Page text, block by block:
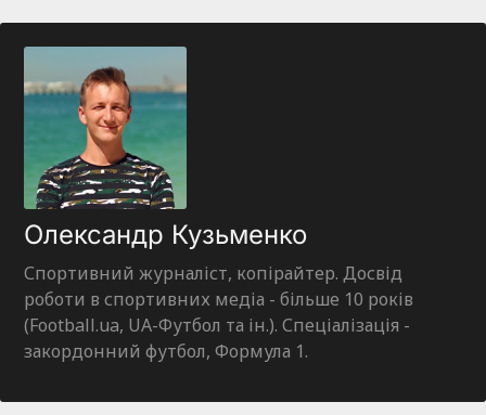
Олександр Кузьменко
Спортивний журналіст, копірайтер. Досвід
роботи в спортивних медіа - більше 10 років
(Football.ua, UA-Футбол та ін.). Спеціалізація -
закордонний футбол, Формула 1.